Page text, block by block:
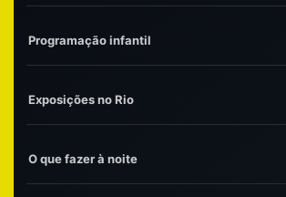
Programação infantil
Exposições no Rio
O que fazer à noite